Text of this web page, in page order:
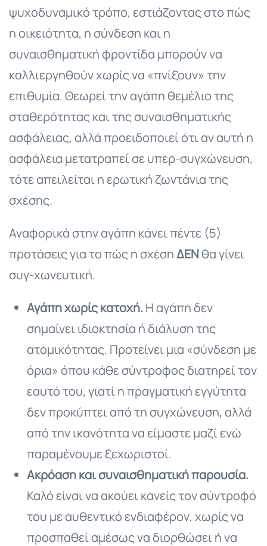
ψυχοδυναμικό τρόπο, εστιάζοντας στο πώς
η οικειότητα, η σύνδεση και η
συναισθηματική φροντίδα μπορούν να
καλλιεργηθούν χωρίς να «πνίξουν» την
επιθυμία. Θεωρεί την αγάπη θεμέλιο της
σταθερότητας και της συναισθηματικής
ασφάλειας, αλλά προειδοποιεί ότι αν αυτή η
ασφάλεια μετατραπεί σε υπερ-συγχώνευση,
τότε απειλείται η ερωτική ζωντάνια της
σχέσης.
Αναφορικά στην αγάπη κάνει πέντε (5)
προτάσεις για το πώς η σχέσηΔΕΝθα γίνει
συγ-χωνευτική.
Αγάπη χωρίς κατοχή.Η αγάπη δεν
σημαίνει ιδιοκτησία ή διάλυση της
ατομικότητας. Προτείνει μια «σύνδεση με
όρια» όπου κάθε σύντροφος διατηρεί τον
εαυτό του, γιατί η πραγματική εγγύτητα
δεν προκύπτει από τη συγχώνευση, αλλά
από την ικανότητα να είμαστε μαζί ενώ
παραμένουμε ξεχωριστοί.
Ακρόαση και συναισθηματική παρουσία.
Καλό είναι να ακούει κανείς τον σύντροφό
του με αυθεντικό ενδιαφέρον, χωρίς να
προσπαθεί αμέσως να διορθώσει ή να